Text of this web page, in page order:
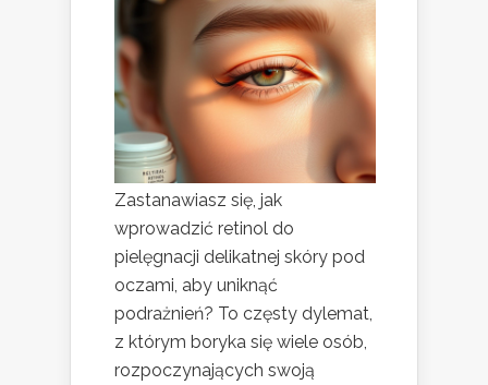
Zastanawiasz się, jak
wprowadzić retinol do
pielęgnacji delikatnej skóry pod
oczami, aby uniknąć
podrażnień? To częsty dylemat,
z którym boryka się wiele osób,
rozpoczynających swoją